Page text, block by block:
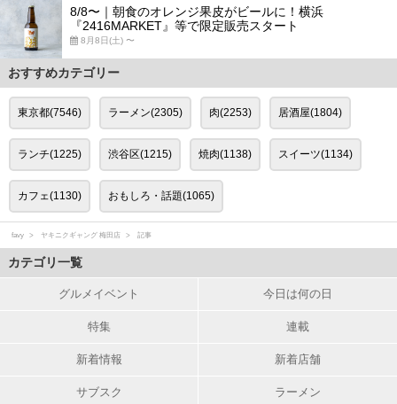
8/8〜｜朝食のオレンジ果皮がビールに！横浜
『2416MARKET』等で限定販売スタート
8月8日(土) 〜
おすすめカテゴリー
東京都(7546) ラーメン(2305) 肉(2253) 居酒屋(1804)
ランチ(1225) 渋谷区(1215) 焼肉(1138) スイーツ(1134)
カフェ(1130) おもしろ・話題(1065)
favy ヤキニクギャング 梅田店 記事
カテゴリ一覧
グルメイベント 今日は何の日
特集 連載
新着情報 新着店舗
サブスク ラーメン